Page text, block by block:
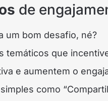
de
um bom desafio, né?
temáticos que
e aumentem o
como